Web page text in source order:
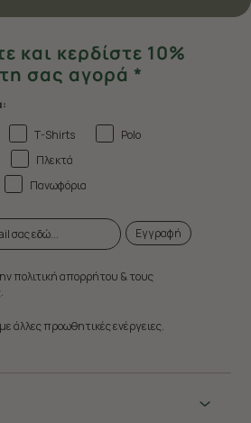
και κερδίστε 10%
σας αγορά *
T-Shirts
Polo
Πλεκτά
Πανωφόρια
Εγγραφή
πολιτική απορρήτου & τους
άλλες προωθητικές ενέργειες.